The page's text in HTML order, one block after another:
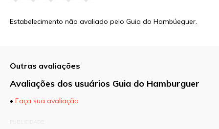
Estabelecimento não avaliado pelo Guia do Hambúeguer.
Outras avaliações
Avaliações dos usuários Guia do Hamburguer
• Faça sua avaliação